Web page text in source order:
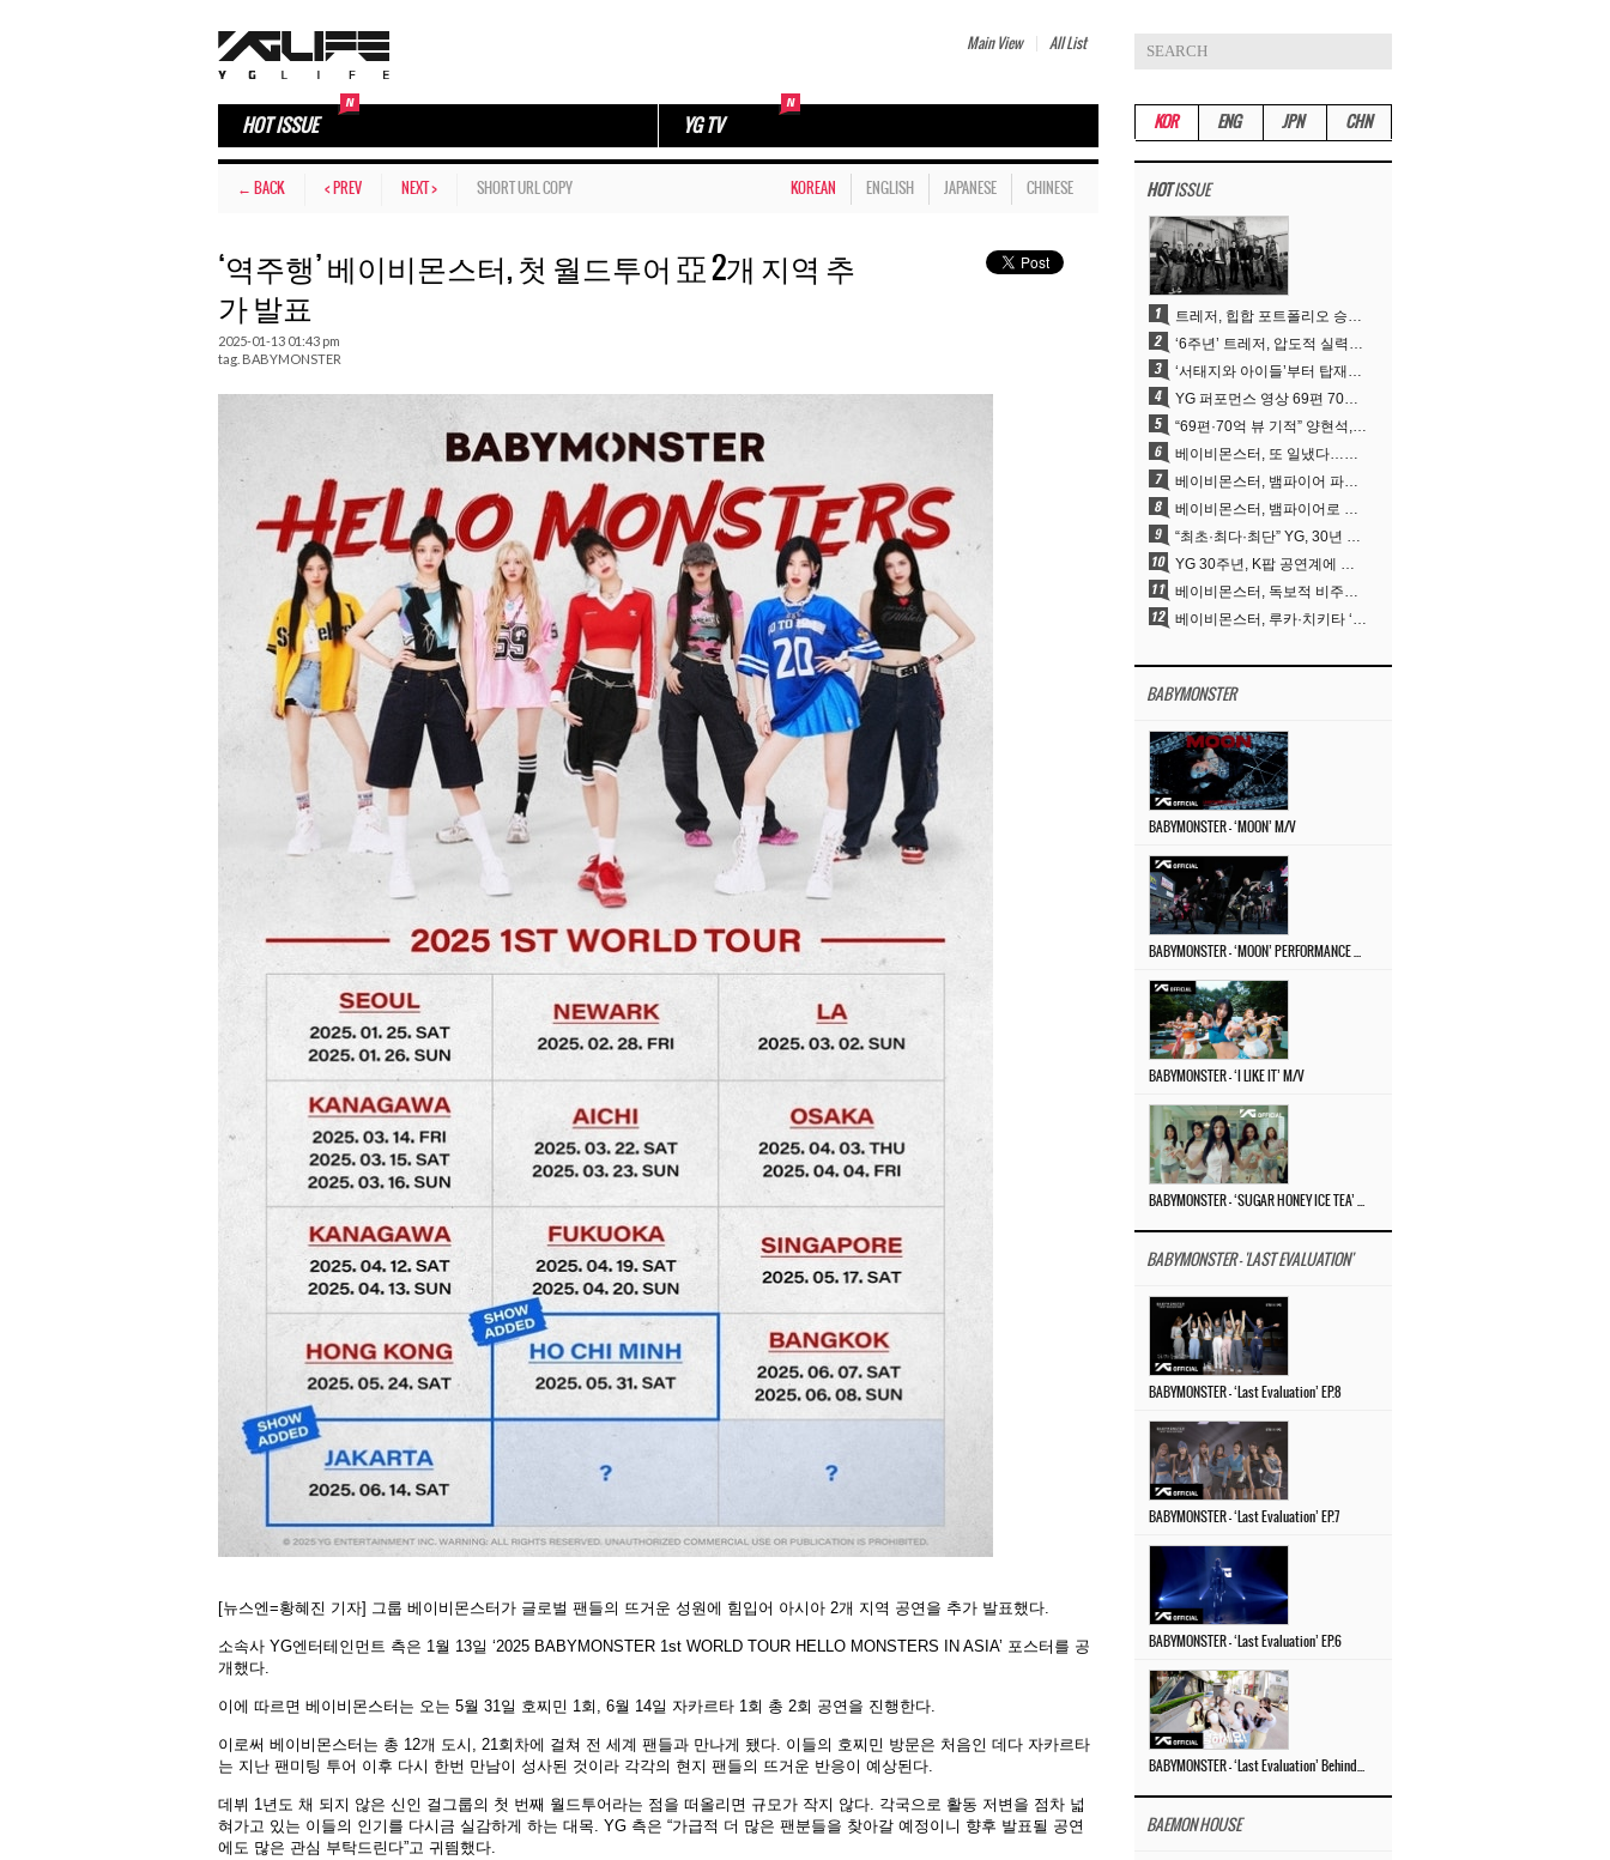
Main View All List
HOT ISSUE YG TV
← BACK < PREV NEXT > SHORT URL COPY KOREAN ENGLISH JAPANESE CHINESE
‘역주행’ 베이비몬스터, 첫 월드투어 亞 2개 지역 추
가 발표
2025-01-13 01:43 pm
tag. BABYMONSTER
[뉴스엔=황혜진 기자] 그룹 베이비몬스터가 글로벌 팬들의 뜨거운 성원에 힘입어 아시아 2개 지역 공연을 추가 발표했다.
소속사 YG엔터테인먼트 측은 1월 13일 ‘2025 BABYMONSTER 1st WORLD TOUR HELLO MONSTERS IN ASIA’ 포스터를 공
개했다.
이에 따르면 베이비몬스터는 오는 5월 31일 호찌민 1회, 6월 14일 자카르타 1회 총 2회 공연을 진행한다.
이로써 베이비몬스터는 총 12개 도시, 21회차에 걸쳐 전 세계 팬들과 만나게 됐다. 이들의 호찌민 방문은 처음인 데다 자카르타
는 지난 팬미팅 투어 이후 다시 한번 만남이 성사된 것이라 각각의 현지 팬들의 뜨거운 반응이 예상된다.
데뷔 1년도 채 되지 않은 신인 걸그룹의 첫 번째 월드투어라는 점을 떠올리면 규모가 작지 않다. 각국으로 활동 저변을 점차 넓
혀가고 있는 이들의 인기를 다시금 실감하게 하는 대목. YG 측은 “가급적 더 많은 팬분들을 찾아갈 예정이니 향후 발표될 공연
에도 많은 관심 부탁드린다”고 귀띔했다.
KOR ENG JPN CHN
HOTISSUE
트레저, 힙합 포트폴리오 승부수 통했다…데뷔 6주년 새 도약
‘6주년’ 트레저, 압도적 실력으로 증명한 ‘YG의 보물’ 진가
‘서태지와 아이들’부터 탑재한 안무DNA…양현석, YG 퍼포먼스 비디오 70억 뷰 신화의 시작
YG 퍼포먼스 영상 69편 70억뷰…양현석 제작 철학 통했다
“69편·70억 뷰 기적” 양현석, YG 퍼포먼스 비디오 100% 직접 만든 이유
베이비몬스터, 또 일냈다…유튜브 월드와이드 1위
베이비몬스터, 뱀파이어 파격 변신..유튜브 트렌딩 1위 직행
베이비몬스터, 뱀파이어로 변신…‘MOON’으로 찍은 3개월 프로젝트
“최초·최다·최단” YG, 30년 뚝심이 빚어낸 K팝 투어의 새 지평
YG 30주년, K팝 공연계에 어떤 것을 남겼나
베이비몬스터, 독보적 비주얼과 압도적 소화력..’MOON’
베이비몬스터, 루카·치키타 ‘문’ 비주얼 공개…절제된 카리스마·유니크 비주얼
BABYMONSTER
BABYMONSTER – ‘MOON’ M/V
BABYMONSTER – ‘I LIKE IT’ M/V
BABYMONSTER - 'LAST EVALUATION'
BABYMONSTER – ‘Last Evaluation’ EP.8
BABYMONSTER – ‘Last Evaluation’ EP.7
BABYMONSTER – ‘Last Evaluation’ EP.6
BAEMON HOUSE